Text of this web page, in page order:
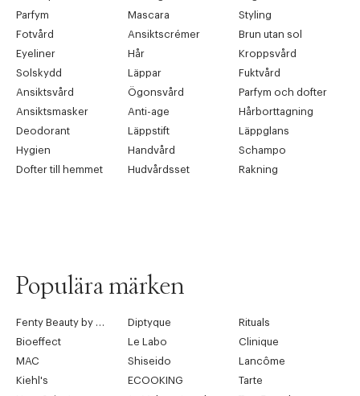
Parfym
Mascara
Styling
Fotvård
Ansiktscrémer
Brun utan sol
Eyeliner
Hår
Kroppsvård
Solskydd
Läppar
Fuktvård
Ansiktsvård
Ögonsvård
Parfym och dofter
Ansiktsmasker
Anti-age
Hårborttagning
Deodorant
Läppstift
Läppglans
Hygien
Handvård
Schampo
Dofter till hemmet
Hudvårdsset Rakning
Populära märken
Diptyque
Rituals
Bioeffect
Le Labo
Clinique
MAC
Shiseido
Lancôme
Kiehl's
ECOOKING
Tarte